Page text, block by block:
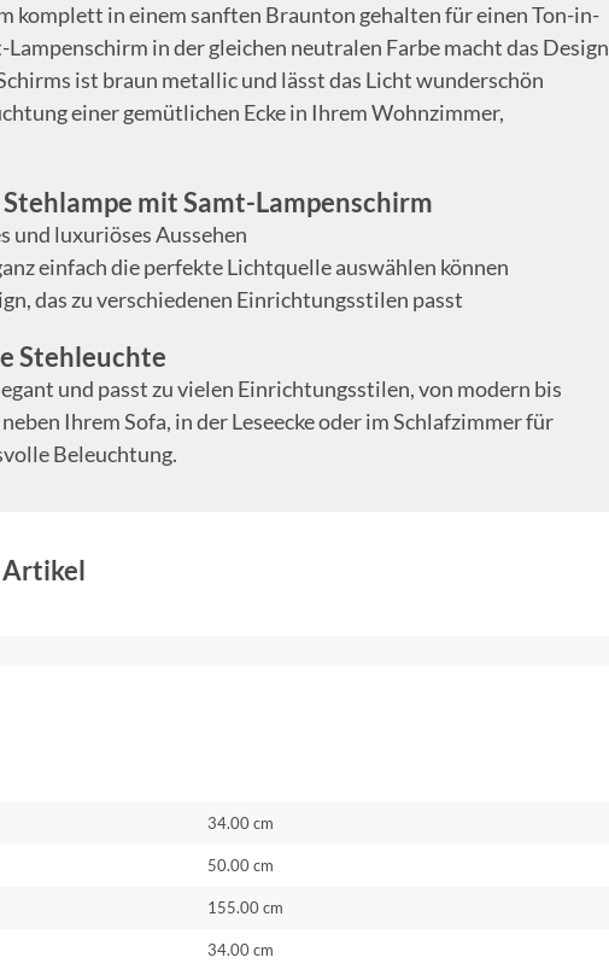
komplett in einem sanften Braunton gehalten für einen Ton-in-
in der gleichen neutralen Farbe macht das Design
ist braun metallic und lässt das Licht wunderschön
einer gemütlichen Ecke in Ihrem Wohnzimmer,
mit Samt-Lampenschirm
und luxuriöses Aussehen
einfach die perfekte Lichtquelle auswählen können
das zu verschiedenen Einrichtungsstilen passt
Stehleuchte
und passt zu vielen Einrichtungsstilen, von modern bis
Ihrem Sofa, in der Leseecke oder im Schlafzimmer für
Beleuchtung.
34.00 cm
50.00 cm
155.00 cm
34.00 cm